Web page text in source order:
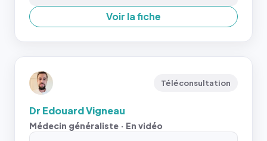
Voir la fiche
Téléconsultation
Dr Edouard Vigneau
Médecin généraliste · En vidéo